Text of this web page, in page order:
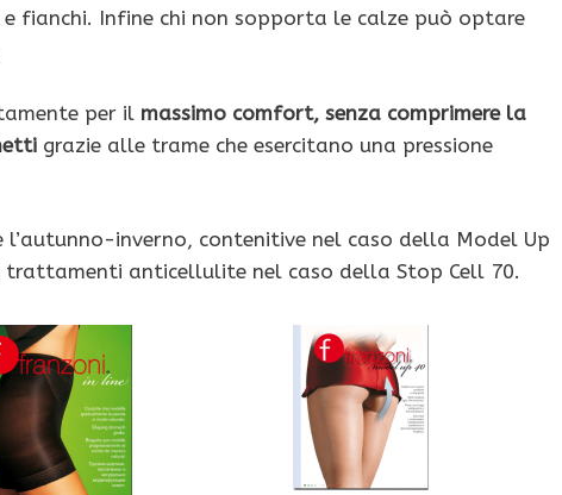
fianchi. Infine chi non sopporta le calze può optare
per il massimo comfort, senza comprimere la
grazie alle trame che esercitano una pressione
inverno, contenitive nel caso della Model Up
anticellulite nel caso della Stop Cell 70.